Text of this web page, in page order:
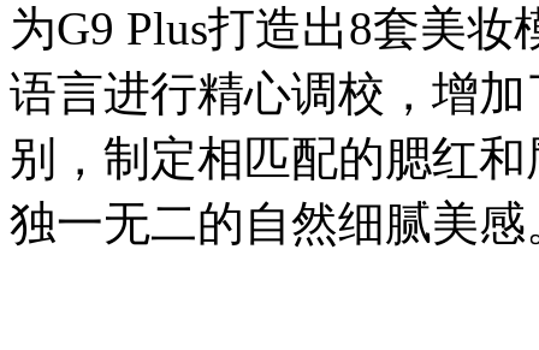
为G9 Plus打造出8套美
语言进行精心调校，增
别，制定相匹配的腮红
独一无二的自然细腻美感